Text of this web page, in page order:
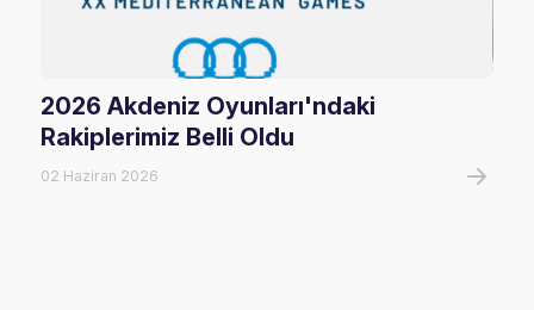
2026 Akdeniz Oyunları'ndaki
Rakiplerimiz Belli Oldu
02 Haziran 2026